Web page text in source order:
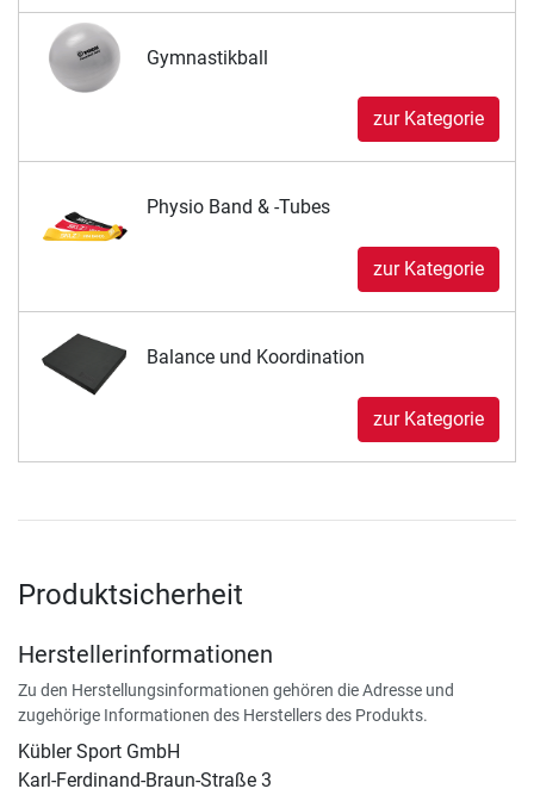
Gymnastikball
zur Kategorie
Physio Band & -Tubes
zur Kategorie
Balance und Koordination
zur Kategorie
Produktsicherheit
Herstellerinformationen
Zu den Herstellungsinformationen gehören die Adresse und
zugehörige Informationen des Herstellers des Produkts.
Kübler Sport GmbH
Karl-Ferdinand-Braun-Straße 3